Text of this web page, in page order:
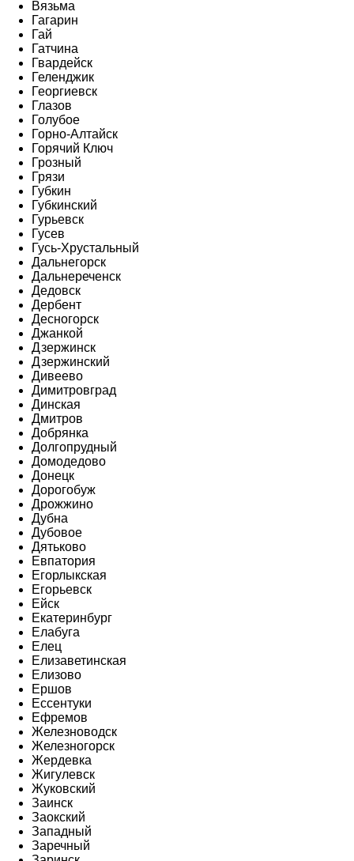
Вязьма
Гагарин
Гай
Гатчина
Гвардейск
Геленджик
Георгиевск
Глазов
Голубое
Горно-Алтайск
Горячий Ключ
Грозный
Грязи
Губкин
Губкинский
Гурьевск
Гусев
Гусь-Хрустальный
Дальнегорск
Дальнереченск
Дедовск
Дербент
Десногорск
Джанкой
Дзержинск
Дзержинский
Дивеево
Димитровград
Динская
Дмитров
Добрянка
Долгопрудный
Домодедово
Донецк
Дорогобуж
Дрожжино
Дубна
Дубовое
Дятьково
Евпатория
Егорлыкская
Егорьевск
Ейск
Екатеринбург
Елабуга
Елец
Елизаветинская
Елизово
Ершов
Ессентуки
Ефремов
Железноводск
Железногорск
Жердевка
Жигулевск
Жуковский
Заинск
Заокский
Западный
Заречный